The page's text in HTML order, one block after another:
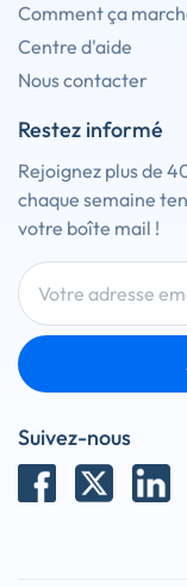
Comment ça
Centre d'aide
Nous contacter
Restez informé
Rejoignez plus de
chaque semaine
votre boîte mail !
Suivez-nous